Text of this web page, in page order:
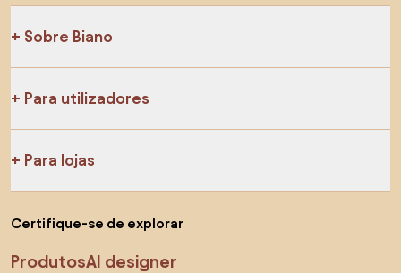
Sobre Biano
Para utilizadores
Para lojas
Certifique-se de explorar
ProdutosAI designer